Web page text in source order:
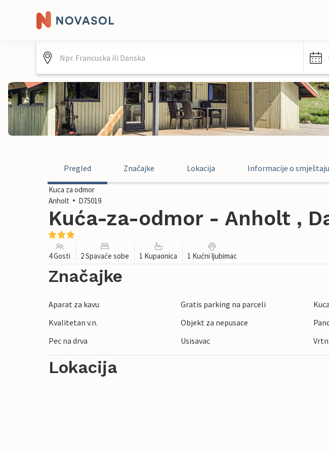
Pregled Značajke Lokacija Informacije o smještaju
Kuca za odmor
Anholt
D75019
Kuća-za-odmor - Anholt ,
4 Gosti 2 Spavaće sobe 1 Kupaonica 1 Kućni ljubimac
Značajke
Aparat za kavu Gratis parking na parceli
Kvalitetan v.n.
Objekt za nepusace
Pec na drva
Usisavac
Lokacija